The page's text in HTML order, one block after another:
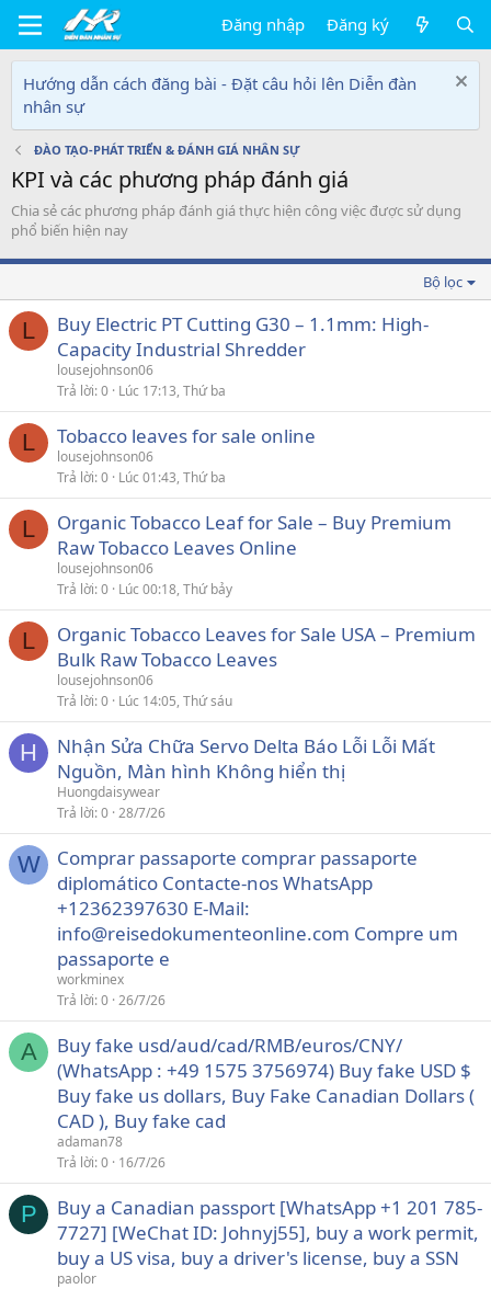
Đăng nhập Đăng ký
Hướng dẫn cách đăng bài - Đặt câu hỏi lên Diễn đàn
nhân sự
ĐÀO TẠO-PHÁT TRIỂN & ĐÁNH GIÁ NHÂN SỰ
KPI và các phương pháp đánh giá
Chia sẻ các phương pháp đánh giá thực hiện công việc được sử dụng
phổ biến hiện nay
Bộ lọc
L
Buy Electric PT Cutting G30 – 1.1mm: High-
Capacity Industrial Shredder
lousejohnson06
Trả lời 0 Lúc 17:13, Thứ ba
L Tobacco leaves for sale online
lousejohnson06
Trả lời 0 Lúc 01:43, Thứ ba
L
Organic Tobacco Leaf for Sale – Buy Premium
Raw Tobacco Leaves Online
lousejohnson06
Trả lời 0 Lúc 00:18, Thứ bảy
L
Organic Tobacco Leaves for Sale USA – Premium
Bulk Raw Tobacco Leaves
lousejohnson06
Trả lời 0 Lúc 14:05, Thứ sáu
H
Nhận Sửa Chữa Servo Delta Báo Lỗi Lỗi Mất
Nguồn, Màn hình Không hiển thị
Huongdaisywear
Trả lời 0 28/7/26
W
Comprar passaporte comprar passaporte
diplomático Contacte-nos WhatsApp
+12362397630 E-Mail:
info@reisedokumenteonline.com Compre um
passaporte e
workminex
Trả lời 0 26/7/26
A
Buy fake usd/aud/cad/RMB/euros/CNY/
(WhatsApp : +49 1575 3756974) Buy fake USD $
Buy fake us dollars, Buy Fake Canadian Dollars (
CAD ), Buy fake cad
adaman78
Trả lời 0 16/7/26
P
Buy a Canadian passport [WhatsApp +1 201 785-
7727] [WeChat ID: Johnyj55], buy a work permit,
buy a US visa, buy a driver's license, buy a SSN
paolor